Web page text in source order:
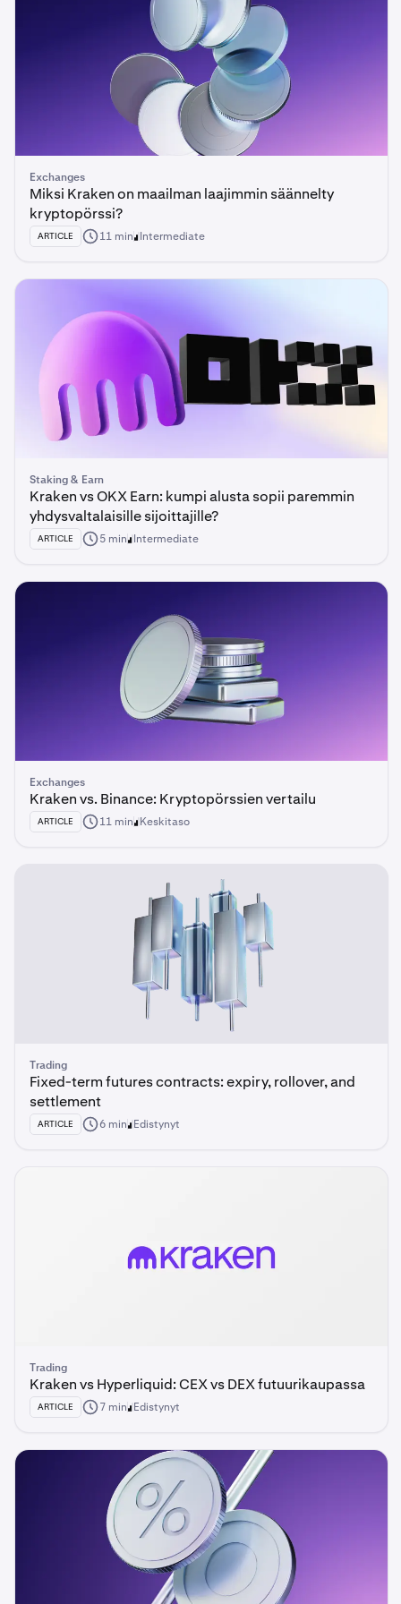
Exchanges
Miksi Kraken on maailman laajimmin säännelty
kryptopörssi?
ARTICLE 11 min Intermediate
Staking & Earn
Kraken vs OKX Earn: kumpi alusta sopii paremmin
yhdysvaltalaisille sijoittajille?
ARTICLE 5 min Intermediate
Exchanges
Kraken vs. Binance: Kryptopörssien vertailu
ARTICLE 11 min Keskitaso
Trading
Fixed-term futures contracts: expiry, rollover, and
settlement
ARTICLE 6 min Edistynyt
Trading
Kraken vs Hyperliquid: CEX vs DEX futuurikaupassa
ARTICLE 7 min Edistynyt